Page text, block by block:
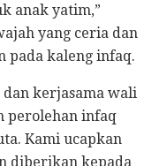
anak yatim,”
yang ceria dan
pada kaleng infaq.
kerjasama wali
perolehan infaq
Kami ucapkan
diberikan kepada